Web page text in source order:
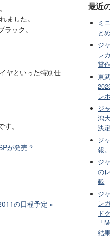
ました。
ック。
ヤといった特別仕
。
が発売？
の日程予定
最近
ミ
と
ジ
レ
賞
東
レ
ジ
潟
決定
ジ
報
ジ
の
載
ジ
レ
ド
「
結